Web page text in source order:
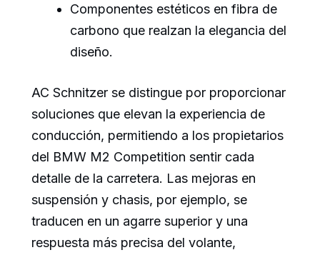
Componentes estéticos en fibra de
carbono que realzan la elegancia del
diseño.
AC Schnitzer se distingue por proporcionar
soluciones que elevan la experiencia de
conducción, permitiendo a los propietarios
del BMW M2 Competition sentir cada
detalle de la carretera. Las mejoras en
suspensión y chasis, por ejemplo, se
traducen en un agarre superior y una
respuesta más precisa del volante,